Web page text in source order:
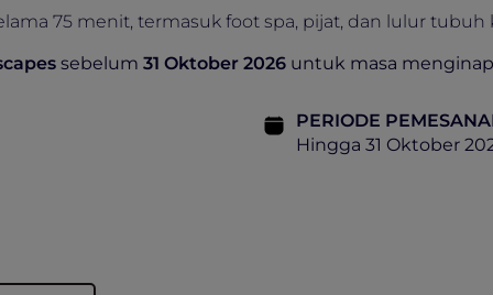
75 menit, termasuk foot spa, pijat, dan lulur tubuh
sebelum 31 Oktober 2026 untuk masa
PERIODE
Hingga 31 Oktober